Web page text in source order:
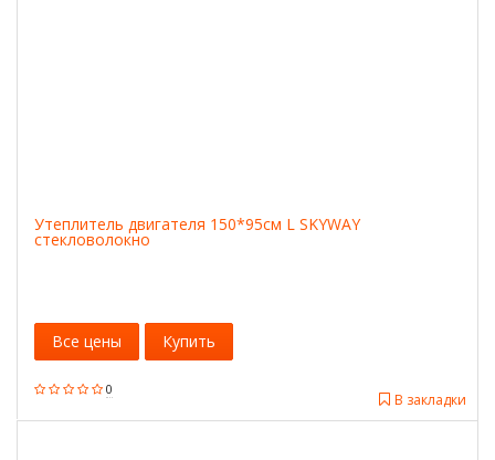
Утеплитель двигателя 150*95см L SKYWAY
стекловолокно
0
В закладки
Все цены Купить